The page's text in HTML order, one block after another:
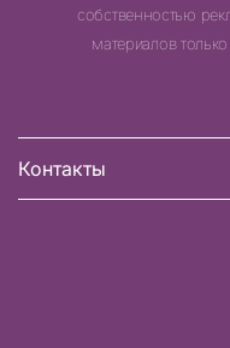
собственностью
материалов
Контакты